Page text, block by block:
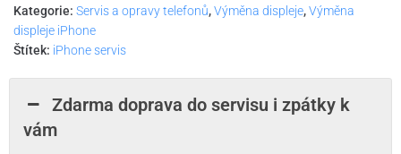
Kategorie: Servis a opravy telefonů,Výměna displeje,Výměna
displeje iPhone
Štítek: iPhone servis
Zdarma doprava do servisu i zpátky k
vám